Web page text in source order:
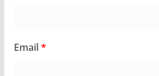
Email*